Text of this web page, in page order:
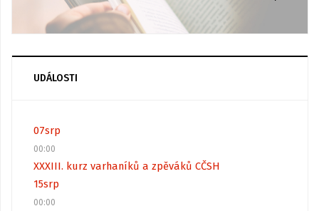
UDÁLOSTI
07srp
00:00
XXXIII. kurz varhaníků a zpěváků CČSH
15srp
00:00